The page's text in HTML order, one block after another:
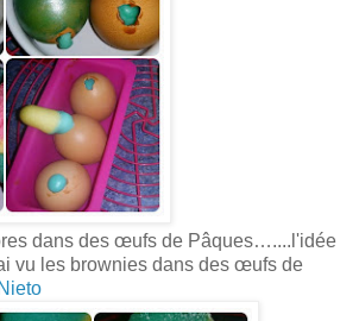
dans des œufs de Pâques…....l'idée
vu les brownies dans des œufs de